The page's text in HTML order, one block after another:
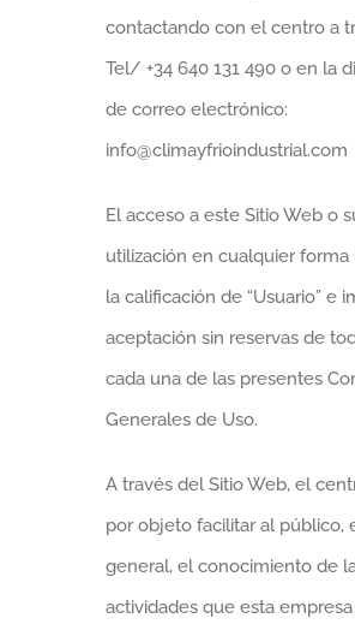
contactando con el centro a
Tel/ +34 640 131 490 o en la
de correo electrónico:
info@climayfrioindustrial.com
El acceso a este Sitio Web o
utilización en cualquier forma
la calificación de “Usuario” e
aceptación sin reservas de
cada una de las presentes
Generales de Uso.
A través del Sitio Web, el
por objeto facilitar al público,
general, el conocimiento de
actividades que esta